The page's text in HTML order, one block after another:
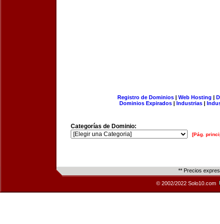
Registro de Dominios| Web Hosting |
Dominios Expirados | Industrias |
Categorías de Dominio:
[Pág.
** Precios
© 2002/2022 Solo10.com